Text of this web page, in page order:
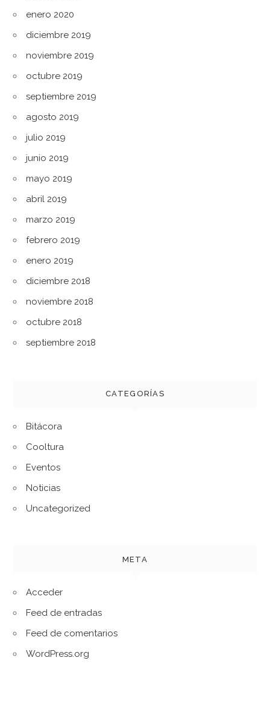
enero 2020
diciembre 2019
noviembre 2019
octubre 2019
septiembre 2019
agosto 2019
julio 2019
junio 2019
mayo 2019
abril 2019
marzo 2019
febrero 2019
enero 2019
diciembre 2018
noviembre 2018
octubre 2018
septiembre 2018
CATEGORÍAS
Bitácora
Cooltura
Eventos
Noticias
Uncategorized
META
Acceder
Feed de entradas
Feed de comentarios
WordPress.org